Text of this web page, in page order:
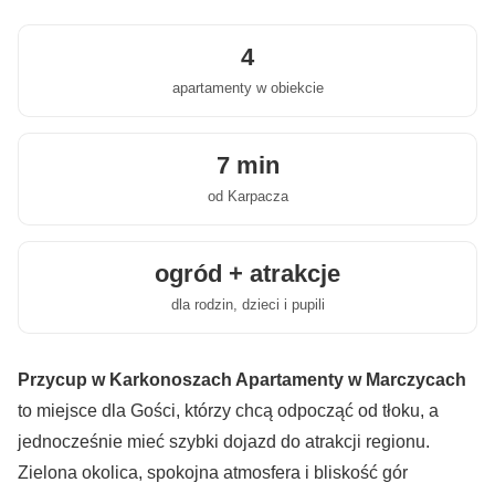
4
apartamenty w obiekcie
7 min
od Karpacza
ogród + atrakcje
dla rodzin, dzieci i pupili
Przycup w Karkonoszach Apartamenty w Marczycach
to miejsce dla Gości, którzy chcą odpocząć od tłoku, a
jednocześnie mieć szybki dojazd do atrakcji regionu.
Zielona okolica, spokojna atmosfera i bliskość gór